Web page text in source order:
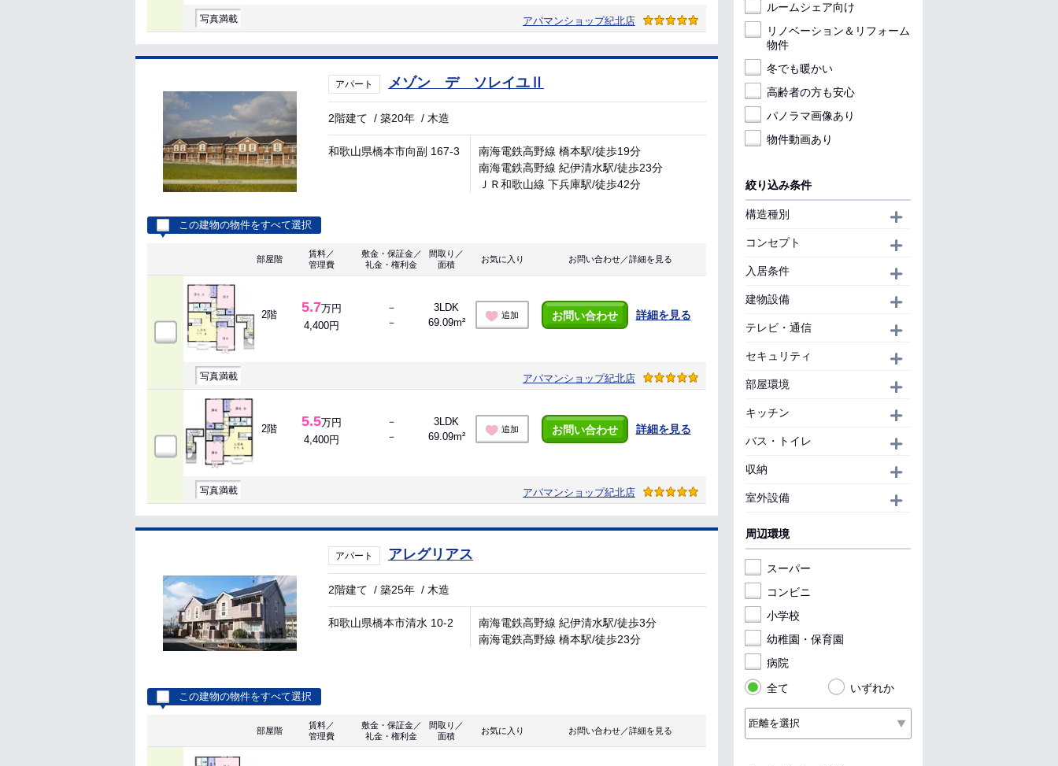
写真満載 アパマンショップ紀北店
アパート メゾン デ ソレイユⅡ
2階建て /築20年 / 木造
和歌山県橋本市向副 167-3
南海電鉄高野線 橋本駅/徒歩19分
南海電鉄高野線 紀伊清水駅/徒歩23分
ＪＲ和歌山線 下兵庫駅/徒歩42分
この建物の物件をすべて選択
部屋階
賃料／
管理費
敷金・保証金／
礼金・権利金
間取り／
面積
お気に入り お問い合わせ／詳細を見る
2階 5.7万円
4,400円
－
－
3LDK
69.09m²
追加 お問い合わせ 詳細を見る
写真満載 アパマンショップ紀北店
2階 5.5万円
4,400円
－
－
3LDK
69.09m²
追加 お問い合わせ 詳細を見る
写真満載 アパマンショップ紀北店
アパート アレグリアス
2階建て /築25年 / 木造
和歌山県橋本市清水 10-2
南海電鉄高野線 紀伊清水駅/徒歩3分
南海電鉄高野線 橋本駅/徒歩23分
この建物の物件をすべて選択
部屋階
賃料／
管理費
敷金・保証金／
礼金・権利金
間取り／
面積
お気に入り お問い合わせ／詳細を見る
ルームシェア向け
リノベーション＆リフォーム
物件
冬でも暖かい
高齢者の方も安心
パノラマ画像あり
物件動画あり
絞り込み条件
構造種別
コンセプト
入居条件
建物設備
テレビ・通信
セキュリティ
部屋環境
キッチン
バス・トイレ
収納
室外設備
周辺環境
スーパー
コンビニ
小学校
幼稚園・保育園
病院
全て
いずれか